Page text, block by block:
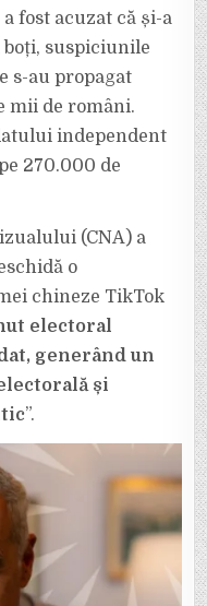
IMPORTANTE
fost acuzat că și-a
suspiciunile
s-au propagat
mii de români.
independent
270.000 de
(CNA) a
o
chineze TikTok
electoral
generând un
și
”.